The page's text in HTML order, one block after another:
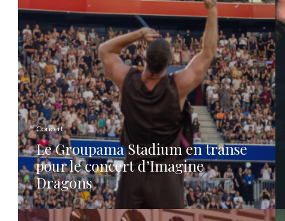
Concert
Le Groupama Stadium en transe
pour le concert d’Imagine
Dragons